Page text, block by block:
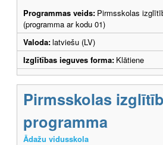
Programmas veids: Pirmsskolas
(programma ar kodu 01)
Valoda:latviešu (LV)
Izglītības ieguves forma: Klātiene
Pirmsskolas
programma
Ādažu vidusskola